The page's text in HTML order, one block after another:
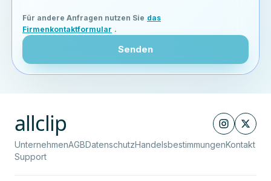
Für andere Anfragen nutzen Sie das
Firmenkontaktformular .
Senden
allclip
UnternehmenAGBDatenschutzHandelsbestimmungenKontakt
Support